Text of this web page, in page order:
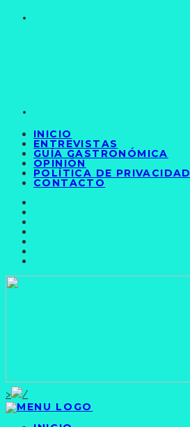
INICIO
ENTREVISTAS
GUÍA GASTRONÓMICA
OPINIÓN
POLÍTICA DE PRIVACIDAD
CONTACTO
>